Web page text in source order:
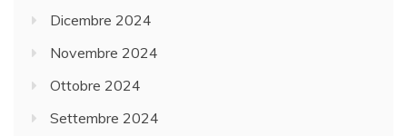
Dicembre 2024
Novembre 2024
Ottobre 2024
Settembre 2024